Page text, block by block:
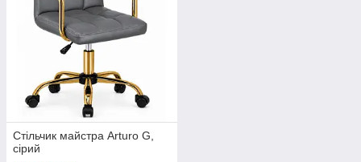
Стільчик майстра Arturo G,
сірий